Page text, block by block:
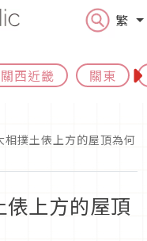
繁
關西近畿 關東
相撲土俵上方的屋頂為何
俵上方的屋頂